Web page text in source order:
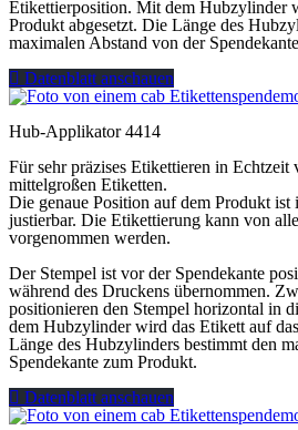
Etikettierposition. Mit dem Hubzylinder
Produkt abgesetzt. Die Länge des
maximalen Abstand von der
Datenblatt anschauen
Hub-Applikator 4414
Für sehr präzises Etikettieren in Echtzeit
mittelgroßen Etiketten.
Die genaue Position auf dem Produkt
justierbar. Die Etikettierung kann von
vorgenommen werden.
Der Stempel ist vor der Spendekante
während des Druckens übernommen.
positionieren den Stempel horizontal in
dem Hubzylinder wird das Etikett auf
Länge des Hubzylinders bestimmt den
Spendekante zum Produkt.
Datenblatt anschauen